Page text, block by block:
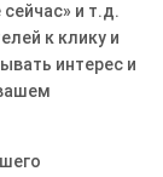
и т․д․
к клику и
интерес и